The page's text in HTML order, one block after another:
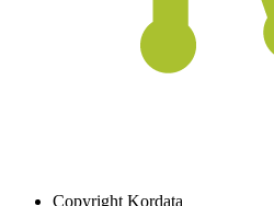
Copyright Kordata